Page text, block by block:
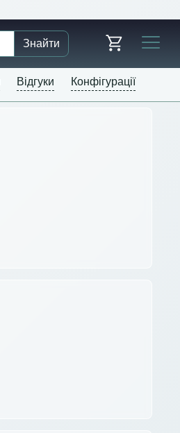
Знайти
Відгуки Конфігурації